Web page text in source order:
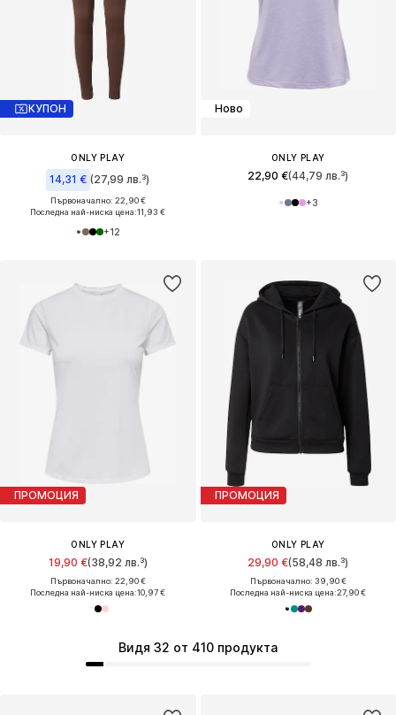
Видя 32 от 410 продукта
КУПОН
ONLY PLAY
14,31 € (27,99 лв.³)
Първоначално: 22,90 €
Последна най-ниска цена:11,93 €
+12
Ново
ONLY PLAY
22,90 €(44,79 лв.³)
+3
ПРОМОЦИЯ
ONLY PLAY
19,90 €(38,92 лв.³)
Първоначално: 22,90 €
Последна най-ниска цена:10,97 €
ПРОМОЦИЯ
ONLY PLAY
29,90 €(58,48 лв.³)
Първоначално: 39,90 €
Последна най-ниска цена:27,90 €